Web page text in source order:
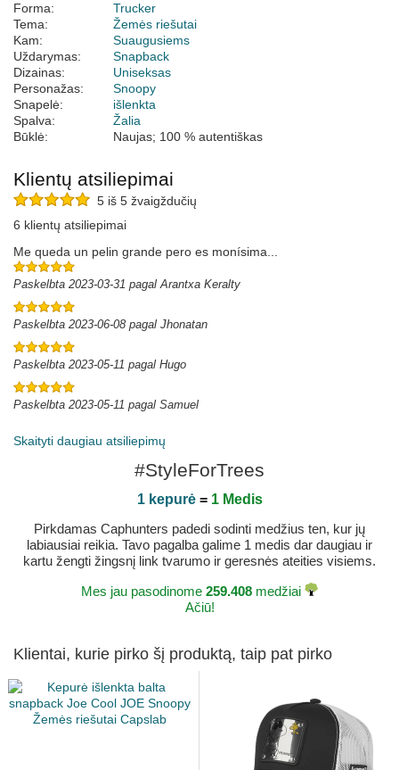
Forma:
Trucker
Tema:
Žemės riešutai
Kam:
Suaugusiems
Uždarymas:
Snapback
Dizainas:
Uniseksas
Personažas:
Snoopy
Snapelė:
išlenkta
Spalva:
Žalia
Būklė:
Naujas; 100 % autentiškas
Klientų atsiliepimai
5 iš 5 žvaigždučių
6 klientų atsiliepimai
Me queda un pelin grande pero es monísima...
Paskelbta 2023-03-31 pagal Arantxa Keralty
Paskelbta 2023-06-08 pagal Jhonatan
Paskelbta 2023-05-11 pagal Hugo
Paskelbta 2023-05-11 pagal Samuel
Skaityti daugiau atsiliepimų
#StyleForTrees
1 kepurė= 1 Medis
Pirkdamas Caphunters padedi sodinti medžius ten, kur jų
labiausiai reikia. Tavo pagalba galime 1 medis dar daugiau ir
kartu žengti žingsnį link tvarumo ir geresnės ateities visiems.
Mes jau pasodinome 259.408 medžiai
Ačiū!
Klientai, kurie pirko šį produktą, taip pat pirko